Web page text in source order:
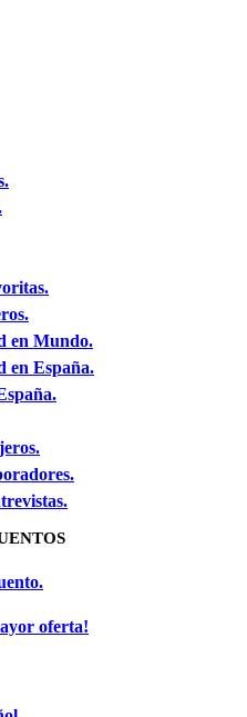
en Mundo.
en España.
oferta!